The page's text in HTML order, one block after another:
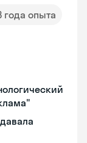
года опыта